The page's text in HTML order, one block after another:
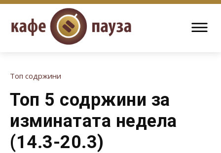
Топ содржини
Топ 5 содржини за
изминатата недела
(14.3-20.3)